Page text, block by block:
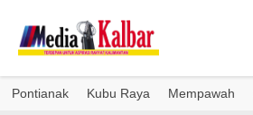
content
Pontianak Kubu Raya Mempawah